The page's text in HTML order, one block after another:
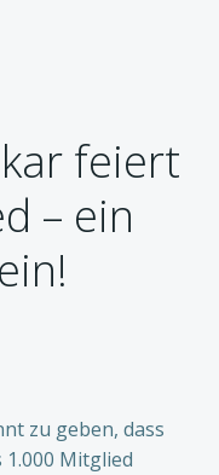
feiert
– ein
zu geben, dass
Mitglied